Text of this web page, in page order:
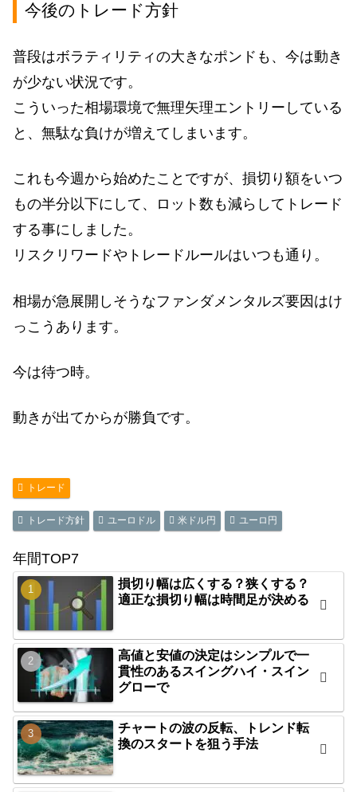
今後のトレード方針
普段はボラティリティの大きなポンドも、今は動き
が少ない状況です。
こういった相場環境で無理矢理エントリーしている
と、無駄な負けが増えてしまいます。
これも今週から始めたことですが、損切り額をいつ
もの半分以下にして、ロット数も減らしてトレード
する事にしました。
リスクリワードやトレードルールはいつも通り。
相場が急展開しそうなファンダメンタルズ要因はけ
っこうあります。
今は待つ時。
動きが出てからが勝負です。
トレード
トレード方針 ユーロドル 米ドル円 ユーロ円
年間TOP7
損切り幅は広くする？狭くする？
適正な損切り幅は時間足が決める
高値と安値の決定はシンプルで一
貫性のあるスイングハイ・スイン
グローで
チャートの波の反転、トレンド転
換のスタートを狙う手法